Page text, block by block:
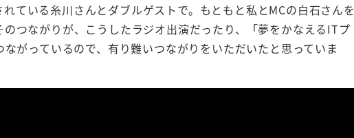
いる糸川さんとダブルゲストで。もともと私とMCの白石さんを
つながりが、こうしたラジオ出演だったり、「夢をかなえるITプ
がっているので、有り難いつながりをいただいたと思っていま